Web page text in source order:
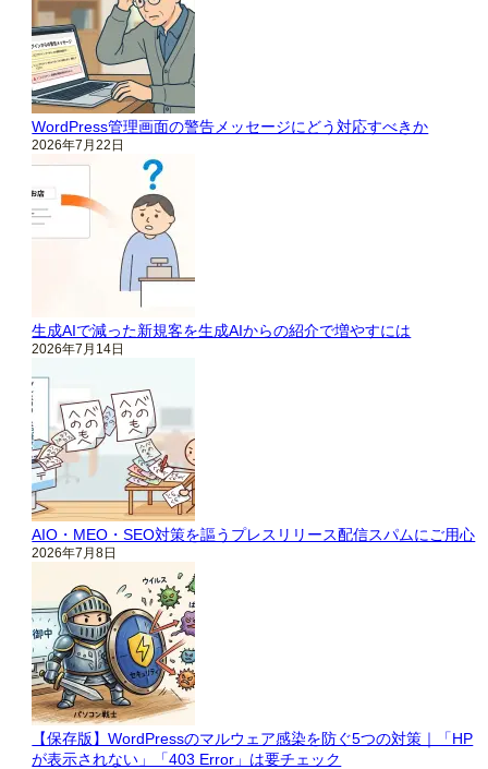
WordPress管理画面の警告メッセージにどう対応すべきか
2026年7月22日
生成AIで減った新規客を生成AIからの紹介で増やすには
2026年7月14日
AIO・MEO・SEO対策を謳うプレスリリース配信スパムにご用心
2026年7月8日
【保存版】WordPressのマルウェア感染を防ぐ5つの対策｜「HP
が表示されない」「403 Error」は要チェック